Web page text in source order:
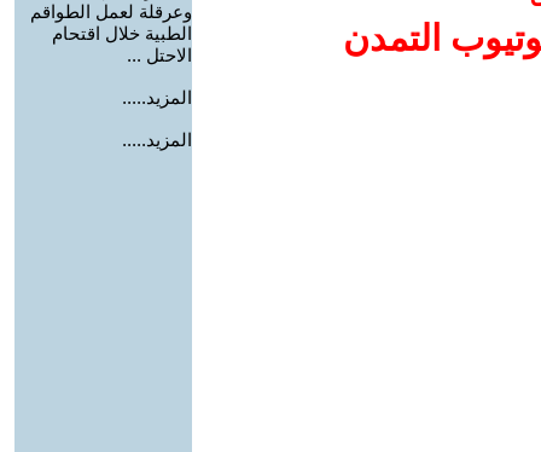
التمدن
وعرقلة لعمل الطواقم
الطبية خلال اقتحام
الاحتل ...
المزيد.....
المزيد.....